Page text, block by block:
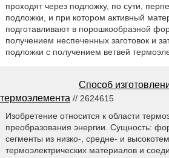
проходят через подложку, по сути,
подложки, и при котором активный
подготавливают в порошкообразной
получением неспеченных заготовок и
подложки с получением ветвей
Способ
термоэлемента // 2624615
Изобретение относится к области
преобразования энергии. Сущность:
сегменты из низко-, средне- и
термоэлектрических материалов и